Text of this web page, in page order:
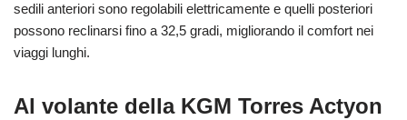
sedili anteriori sono regolabili elettricamente e quelli posteriori
possono reclinarsi fino a 32,5 gradi, migliorando il comfort nei
viaggi lunghi.
Al volante della KGM Torres Actyon